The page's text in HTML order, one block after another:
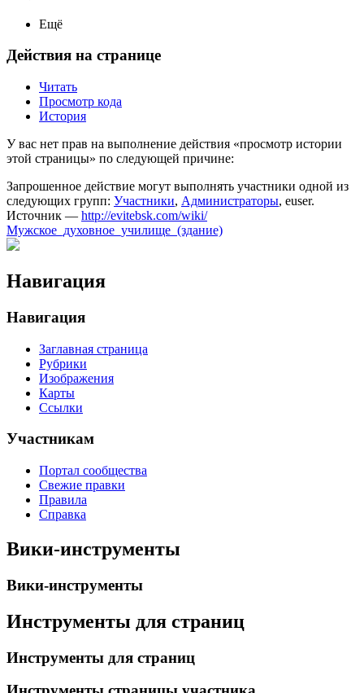
Ещё
Действия на странице
Читать
Просмотр кода
История
У вас нет прав на выполнение действия «просмотр истории
этой страницы» по следующей причине:
Запрошенное действие могут выполнять участники одной из
следующих групп: Участники, Администраторы, euser.
Источник — http://evitebsk.com/wiki/
Мужское_духовное_училище_(здание)
Навигация
Навигация
Заглавная страница
Рубрики
Изображения
Карты
Ссылки
Участникам
Портал сообщества
Свежие правки
Правила
Справка
Вики-инструменты
Вики-инструменты
Инструменты для страниц
Инструменты для страниц